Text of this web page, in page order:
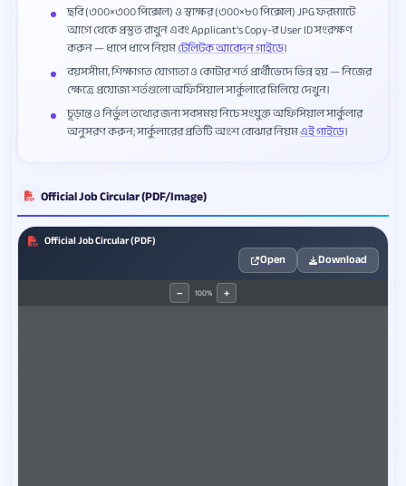
ছবি (৩০০×৩০০ পিক্সেল) ও স্বাক্ষর (৩০০×৮০ পিক্সেল) JPG ফরম্যাটে
আগে থেকে প্রস্তুত রাখুন এবং Applicant’s Copy-র User ID সংরক্ষণ
করুন — ধাপে ধাপে নিয়মটেলিটক আবেদন গাইডে।
বয়সসীমা, শিক্ষাগত যোগ্যতা ও কোটার শর্ত প্রার্থীভেদে ভিন্ন হয় — নিজের
ক্ষেত্রে প্রযোজ্য শর্তগুলো অফিসিয়াল সার্কুলারে মিলিয়ে দেখুন।
চূড়ান্ত ও নির্ভুল তথ্যের জন্য সবসময় নিচে সংযুক্ত অফিসিয়াল সার্কুলার
অনুসরণ করুন; সার্কুলারের প্রতিটি অংশ বোঝার নিয়মএই গাইডে।
Official Job Circular (PDF/Image)
Official Job Circular (PDF)
Open Download
− 100% +